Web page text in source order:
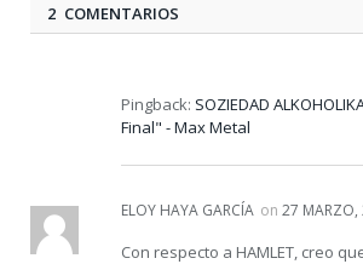
2 COMENTARIOS
Pingback: SOZIEDAD
Final" - Max Metal
ELOY HAYA GARCÍA on 27
Con respecto a HAMLET, creo